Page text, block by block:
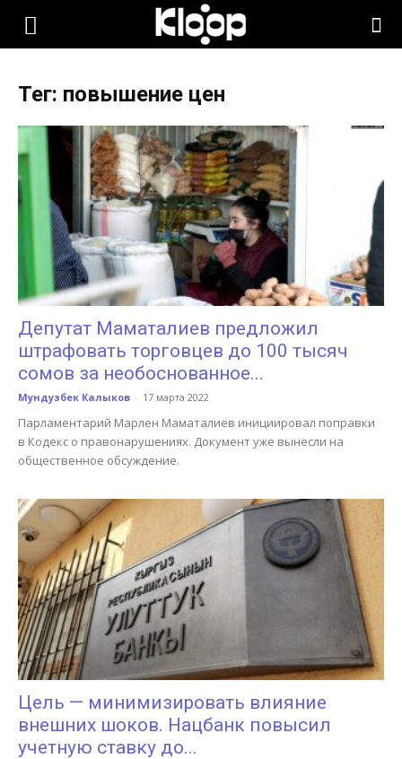
KLOOP.KG
Новости
Кыргызстана
Тег: повышение цен
Депутат Маматалиев предложил
штрафовать торговцев до 100 тысяч
сомов за необоснованное...
Мундузбек Калыков - 17 марта 2022
Парламентарий Марлен Маматалиев инициировал поправки
в Кодекс о правонарушениях. Документ уже вынесли на
общественное обсуждение.
Цель — минимизировать влияние
внешних шоков. Нацбанк повысил
учетную ставку до...